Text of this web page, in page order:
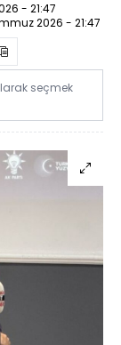
- 21:47
2026 - 21:47
seçmek